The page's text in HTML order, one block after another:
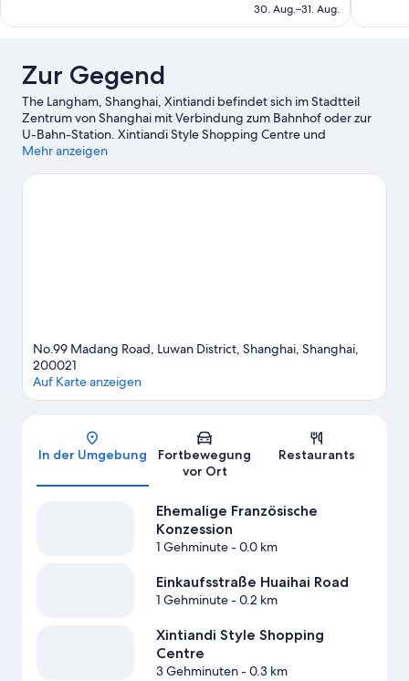
beträgt
30. Aug.–31. Aug.
Zur Gegend
The Langham, Shanghai, Xintiandi befindet sich im Stadtteil
Zentrum von Shanghai mit Verbindung zum Bahnhof oder zur
U-Bahn-Station. Xintiandi Style Shopping Centre und
Einkaufsstraße Nanjing Road sind einen Ausflug wert, wenn du
Region bewundern möchte, sollte Folgendes besuchen:
Mehr anzeigen
No.99 Madang Road, Luwan District, Shanghai, Shanghai,
200021
Auf Karte anzeigen
In der Umgebung
Fortbewegung
vor Ort
Restaurants
Ehemalige Französische
Konzession
1 Gehminute- 0.0 km
Einkaufsstraße Huaihai Road
1 Gehminute- 0.2 km
Xintiandi Style Shopping
Centre
3 Gehminuten- 0.3 km